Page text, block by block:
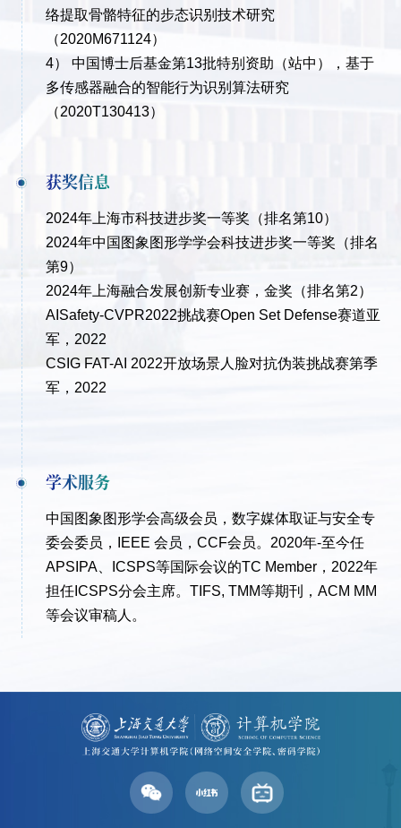
络提取骨骼特征的步态识别技术研究
（2020M671124）
4） 中国博士后基金第13批特别资助（站中），基于
多传感器融合的智能行为识别算法研究
（2020T130413）
获奖信息
2024年上海市科技进步奖一等奖（排名第10）
2024年中国图象图形学学会科技进步奖一等奖（排名
第9）
2024年上海融合发展创新专业赛，金奖（排名第2）
AISafety-CVPR2022挑战赛Open Set Defense赛道亚
军，2022
CSIG FAT-AI 2022开放场景人脸对抗伪装挑战赛第季
军，2022
学术服务
中国图象图形学会高级会员，数字媒体取证与安全专
委会委员，IEEE 会员，CCF会员。2020年-至今任
APSIPA、ICSPS等国际会议的TC Member，2022年
担任ICSPS分会主席。TIFS, TMM等期刊，ACM MM
等会议审稿人。